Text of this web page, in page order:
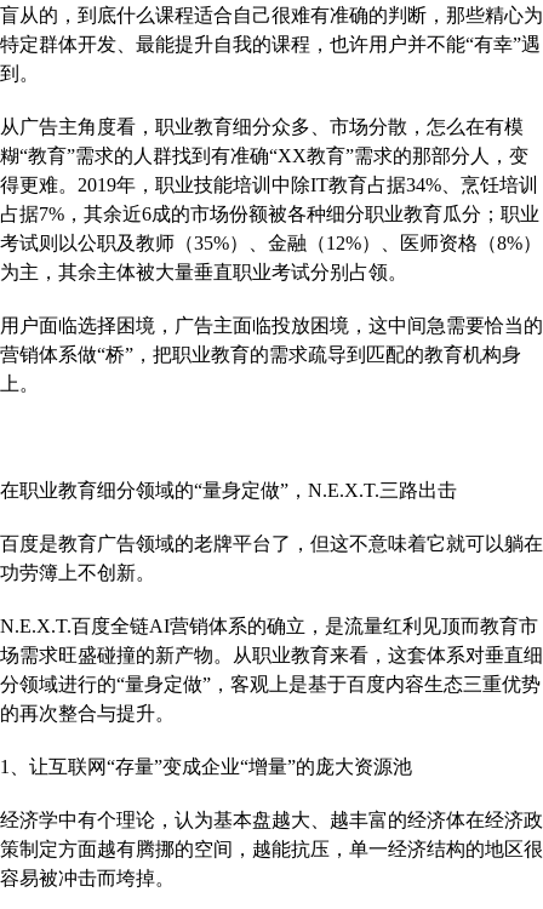
盲从的，到底什么课程适合自己很难有准确的判断，那些精心为
特定群体开发、最能提升自我的课程，也许用户并不能“有幸”遇
到。
从广告主角度看，职业教育细分众多、市场分散，怎么在有模
糊“教育”需求的人群找到有准确“XX教育”需求的那部分人，变
得更难。2019年，职业技能培训中除IT教育占据34%、烹饪培训
占据7%，其余近6成的市场份额被各种细分职业教育瓜分；职业
考试则以公职及教师（35%）、金融（12%）、医师资格（8%）
为主，其余主体被大量垂直职业考试分别占领。
用户面临选择困境，广告主面临投放困境，这中间急需要恰当的
营销体系做“桥”，把职业教育的需求疏导到匹配的教育机构身
上。
在职业教育细分领域的“量身定做”，N.E.X.T.三路出击
百度是教育广告领域的老牌平台了，但这不意味着它就可以躺在
功劳簿上不创新。
N.E.X.T.百度全链AI营销体系的确立，是流量红利见顶而教育市
场需求旺盛碰撞的新产物。从职业教育来看，这套体系对垂直细
分领域进行的“量身定做”，客观上是基于百度内容生态三重优势
的再次整合与提升。
1、让互联网“存量”变成企业“增量”的庞大资源池
经济学中有个理论，认为基本盘越大、越丰富的经济体在经济政
策制定方面越有腾挪的空间，越能抗压，单一经济结构的地区很
容易被冲击而垮掉。